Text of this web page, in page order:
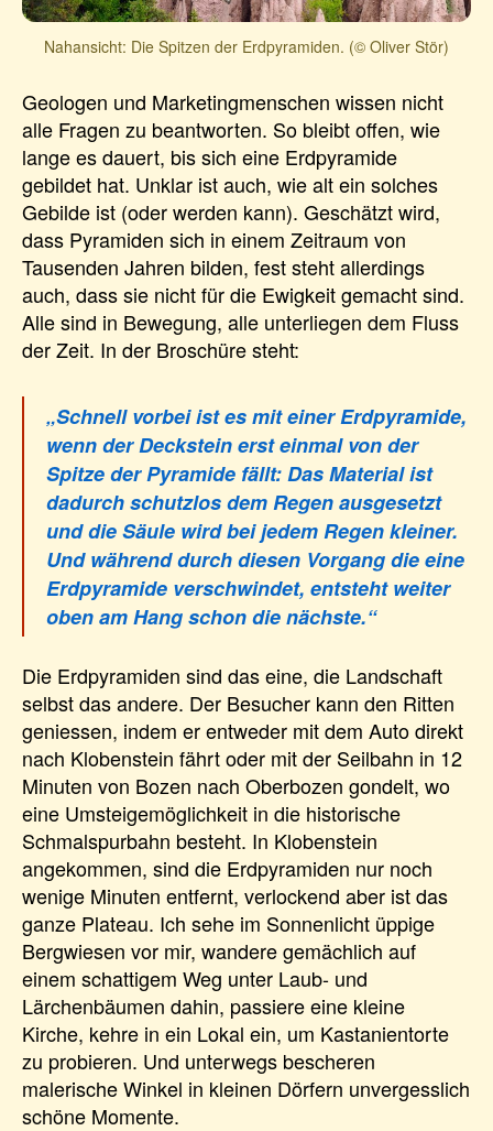
Nahansicht: Die Spitzen der Erdpyramiden. (© Oliver Stör)
Geologen und Marketingmenschen wissen nicht
alle Fragen zu beantworten. So bleibt offen, wie
lange es dauert, bis sich eine Erdpyramide
gebildet hat. Unklar ist auch, wie alt ein solches
Gebilde ist (oder werden kann). Geschätzt wird,
dass Pyramiden sich in einem Zeitraum von
Tausenden Jahren bilden, fest steht allerdings
auch, dass sie nicht für die Ewigkeit gemacht sind.
Alle sind in Bewegung, alle unterliegen dem Fluss
der Zeit. In der Broschüre steht:
„Schnell vorbei ist es mit einer Erdpyramide,
wenn der Deckstein erst einmal von der
Spitze der Pyramide fällt: Das Material ist
dadurch schutzlos dem Regen ausgesetzt
und die Säule wird bei jedem Regen kleiner.
Und während durch diesen Vorgang die eine
Erdpyramide verschwindet, entsteht weiter
oben am Hang schon die nächste.“
Die Erdpyramiden sind das eine, die Landschaft
selbst das andere. Der Besucher kann den Ritten
geniessen, indem er entweder mit dem Auto direkt
nach Klobenstein fährt oder mit der Seilbahn in 12
Minuten von Bozen nach Oberbozen gondelt, wo
eine Umsteigemöglichkeit in die historische
Schmalspurbahn besteht. In Klobenstein
angekommen, sind die Erdpyramiden nur noch
wenige Minuten entfernt, verlockend aber ist das
ganze Plateau. Ich sehe im Sonnenlicht üppige
Bergwiesen vor mir, wandere gemächlich auf
einem schattigem Weg unter Laub- und
Lärchenbäumen dahin, passiere eine kleine
Kirche, kehre in ein Lokal ein, um Kastanientorte
zu probieren. Und unterwegs bescheren
malerische Winkel in kleinen Dörfern unvergesslich
schöne Momente.